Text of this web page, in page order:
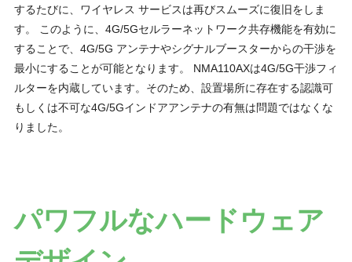
するたびに、ワイヤレス サービスは再びスムーズに復旧をしま
す。 このように、4G/5Gセルラーネットワーク共存機能を有効に
することで、4G/5G アンテナやシグナルブースターからの干渉を
最小にすることが可能となります。 NMA110AXは4G/5G干渉フィ
ルターを内蔵しています。そのため、設置場所に存在する認識可
もしくは不可な4G/5Gインドアアンテナの有無は問題ではなくな
りました。
パワフルなハードウェア